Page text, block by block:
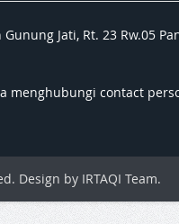
Jati, Rt. 23 Rw.05
menghubungi contact
Design by IRTAQI Team.